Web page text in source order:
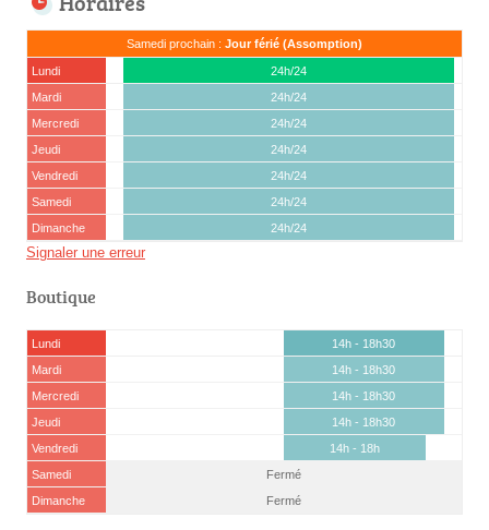
Samedi prochain : Jour férié (Assomption)
Lundi
24h/24
Mardi
24h/24
Mercredi
24h/24
Jeudi
24h/24
Vendredi
24h/24
Samedi
24h/24
Dimanche
24h/24
Signaler une erreur
Boutique
Lundi
14h - 18h30
Mardi
14h - 18h30
Mercredi
14h - 18h30
Jeudi
14h - 18h30
Vendredi
14h - 18h
Samedi
Fermé
Dimanche
Fermé